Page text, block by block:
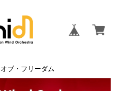
ブ・フリーダム